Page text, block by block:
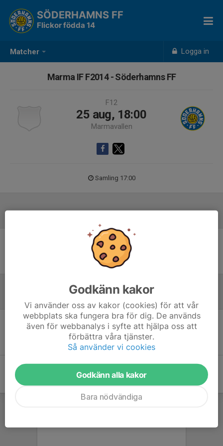
Matcher Logga in
SÖDERHAMNS FF
Flickor födda 14
Marma IF F2014 - Söderhamns FF
F12
25 aug, 18:00
Marmavallen
Samling 17:00
Ingen uppställning ifylld
Inför match
Inget skrivet
Godkänn kakor
Vi använder oss av kakor (cookies) för att vår
webbplats ska fungera bra för dig. De används
även för webbanalys i syfte att hjälpa oss att
förbättra våra tjänster.
Så använder vi cookies
Godkänn alla kakor
Bara nödvändiga